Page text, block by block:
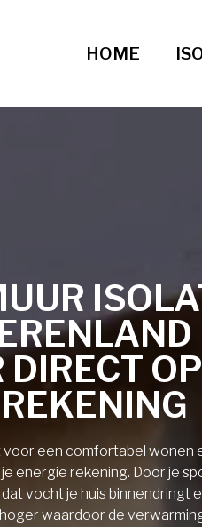
HOME
DIRECT
een comfortabel wonen
energie rekening. Door je
vocht je huis binnendringt
waardoor de